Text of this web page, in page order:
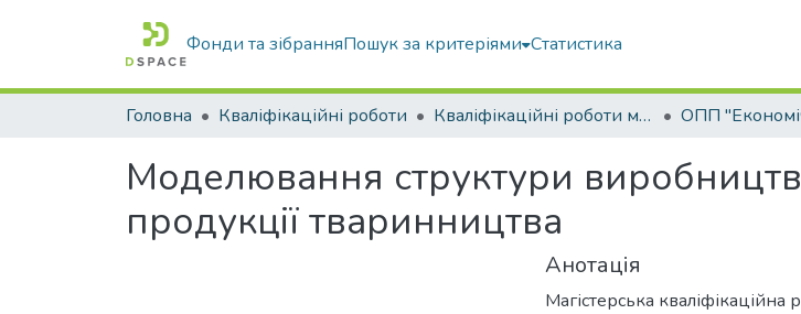
Фонди та зібранняПошук за критеріями Статистика
Головна Кваліфікаційні роботи Кваліфікаційні роботи магістрів
Моделювання структури
продукції тваринництва
Анотація
Магістерська